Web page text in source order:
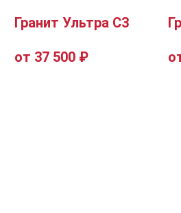
Гранит Ультра С3
от 37 500 ₽